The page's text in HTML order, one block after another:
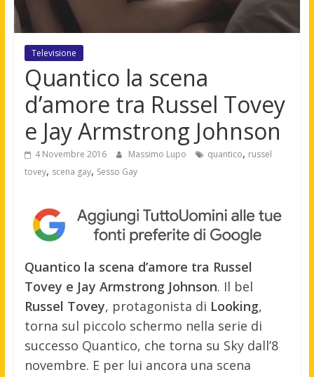
Televisione
Quantico la scena
d’amore tra Russel Tovey
e Jay Armstrong Johnson
4 Novembre 2016 Massimo Lupo quantico, russel
tovey, scena gay, Sesso Gay
Quantico la scena d’amore tra Russel
Tovey e Jay Armstrong Johnson. Il bel
Russel Tovey, protagonista di Looking,
torna sul piccolo schermo nella serie di
successo Quantico, che torna su Sky dall’8
novembre. E per lui ancora una scena